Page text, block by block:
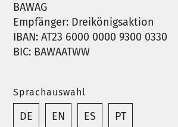
BAWAG
Empfänger: Dreikönigsaktion
IBAN: AT23 6000 0000 9300 0330
BIC: BAWAATWW
Sprachauswahl
DE EN ES PT